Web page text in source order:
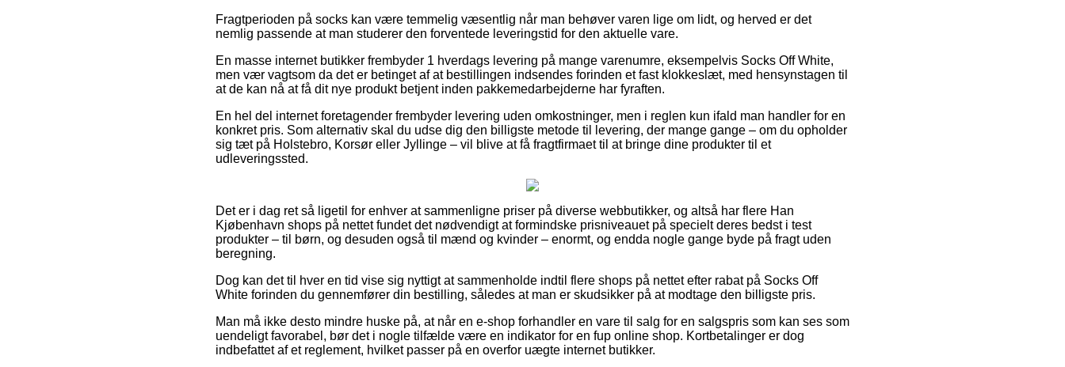
Fragtperioden på socks kan være temmelig væsentlig når man behøver varen lige om lidt, og herved er det
nemlig passende at man studerer den forventede leveringstid for den aktuelle vare.
En masse internet butikker frembyder 1 hverdags levering på mange varenumre, eksempelvis Socks Off White,
men vær vagtsom da det er betinget af at bestillingen indsendes forinden et fast klokkeslæt, med hensynstagen til
at de kan nå at få dit nye produkt betjent inden pakkemedarbejderne har fyraften.
En hel del internet foretagender frembyder levering uden omkostninger, men i reglen kun ifald man handler for en
konkret pris. Som alternativ skal du udse dig den billigste metode til levering, der mange gange – om du opholder
sig tæt på Holstebro, Korsør eller Jyllinge – vil blive at få fragtfirmaet til at bringe dine produkter til et
udleveringssted.
Det er i dag ret så ligetil for enhver at sammenligne priser på diverse webbutikker, og altså har flere Han
Kjøbenhavn shops på nettet fundet det nødvendigt at formindske prisniveauet på specielt deres bedst i test
produkter – til børn, og desuden også til mænd og kvinder – enormt, og endda nogle gange byde på fragt uden
beregning.
Dog kan det til hver en tid vise sig nyttigt at sammenholde indtil flere shops på nettet efter rabat på Socks Off
White forinden du gennemfører din bestilling, således at man er skudsikker på at modtage den billigste pris.
Man må ikke desto mindre huske på, at når en e-shop forhandler en vare til salg for en salgspris som kan ses som
uendeligt favorabel, bør det i nogle tilfælde være en indikator for en fup online shop. Kortbetalinger er dog
indbefattet af et reglement, hvilket passer på en overfor uægte internet butikker.